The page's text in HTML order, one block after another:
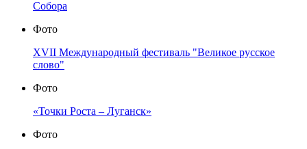
Собора
Фото
XVII Международный фестиваль "Великое русское
слово"
Фото
«Точки Роста – Луганск»
Фото